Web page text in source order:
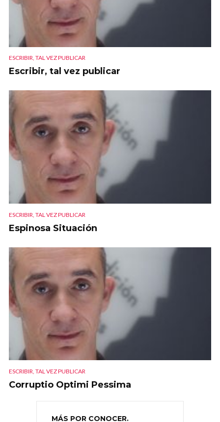
ESCRIBIR, TAL VEZ PUBLICAR
Escribir, tal vez publicar
ESCRIBIR, TAL VEZ PUBLICAR
Espinosa Situación
ESCRIBIR, TAL VEZ PUBLICAR
Corruptio Optimi Pessima
MÁS POR CONOCER.